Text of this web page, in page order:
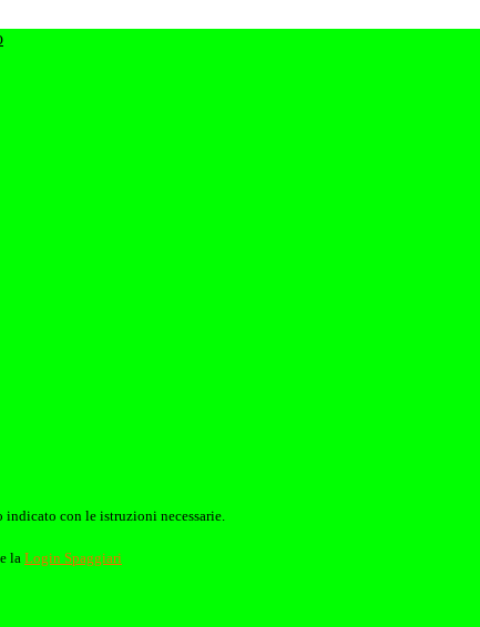
con le istruzioni necessarie.
la Login Spaggiari